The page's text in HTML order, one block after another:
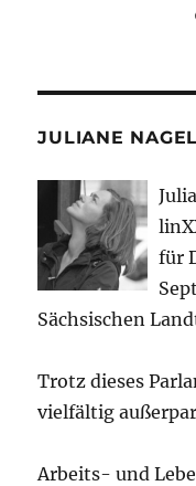
JULIANE NAGEL
für
Sächsischen
Trotz dieses
vielfältig
Arbeits- und